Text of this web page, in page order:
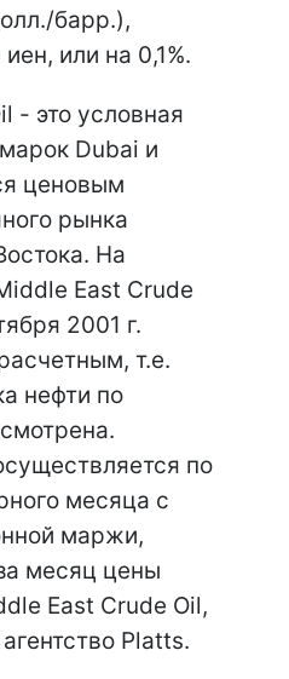
барр.),
или на 0,1%.
- это условная
Dubai и
ценовым
рынка
На
East Crude
2001 г.
т.е.
нефти по
по
месяца с
маржи,
месяц цены
East Crude Oil,
Platts.